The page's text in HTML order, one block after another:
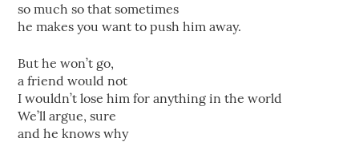
so much so that sometimes
he makes you want to push him away.
But he won’t go,
a friend would not
I wouldn’t lose him for anything in the world
We’ll argue, sure
and he knows why